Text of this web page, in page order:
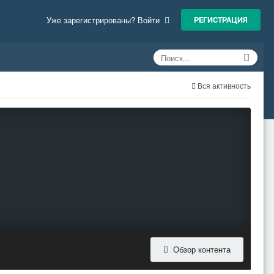
Уже зарегистрированы? Войти РЕГИСТРАЦИЯ
Вся активность
Обзор контента